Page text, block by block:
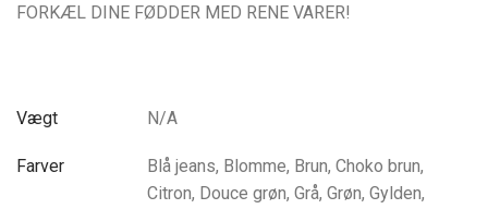
FORKÆL DINE FØDDER MED RENE VARER!
Vægt N/A
Farver
Blå jeans, Blomme, Brun, Choko brun,
Citron, Douce grøn, Grå, Grøn, Gylden,